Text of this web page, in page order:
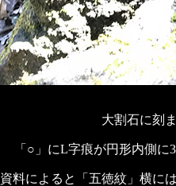
大割石に刻
「○」にL字痕が円形内側
資料によると「五徳紋」横に